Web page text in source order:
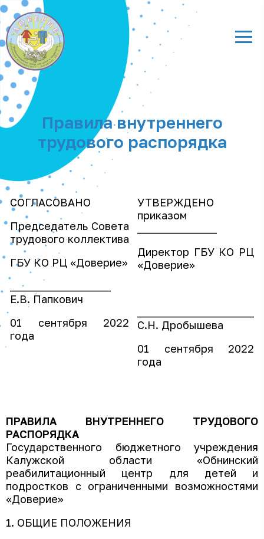
Правила внутреннего
трудового распорядка
СОГЛАСОВАНО
Председатель Совета
трудового коллектива
ГБУ КО РЦ «Доверие»
___________________
Е.В. Папкович
01 сентября 2022
года
УТВЕРЖДЕНО
приказом
Директор ГБУ КО РЦ
«Доверие»
С.Н. Дробышева
01 сентября 2022
года
ПРАВИЛА ВНУТРЕННЕГО ТРУДОВОГО
РАСПОРЯДКА
Государственного бюджетного учреждения
Калужской области «Обнинский
реабилитационный центр для детей и
подростков с ограниченными возможностями
«Доверие»
1. ОБЩИЕ ПОЛОЖЕНИЯ